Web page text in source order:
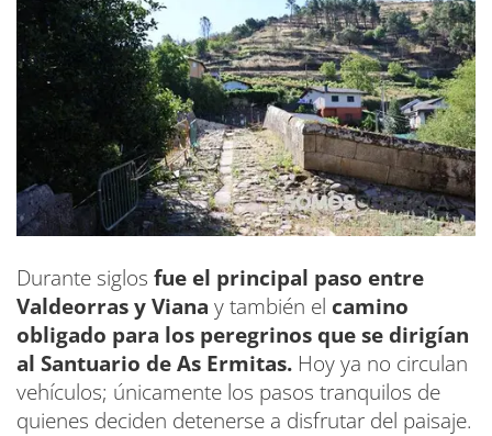
Durante siglos fue el principal paso entre
Valdeorras y Viana y también el camino
obligado para los peregrinos que se dirigían
al Santuario de As Ermitas. Hoy ya no circulan
vehículos; únicamente los pasos tranquilos de
quienes deciden detenerse a disfrutar del paisaje.